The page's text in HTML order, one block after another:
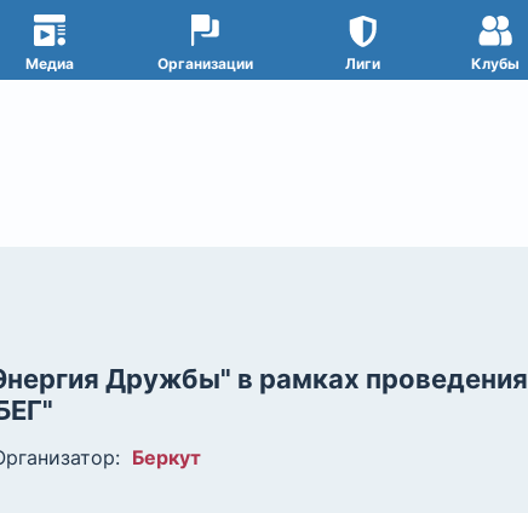
Медиа Организации Лиги Клубы
Дружбы" в рамках проведения
Беркут